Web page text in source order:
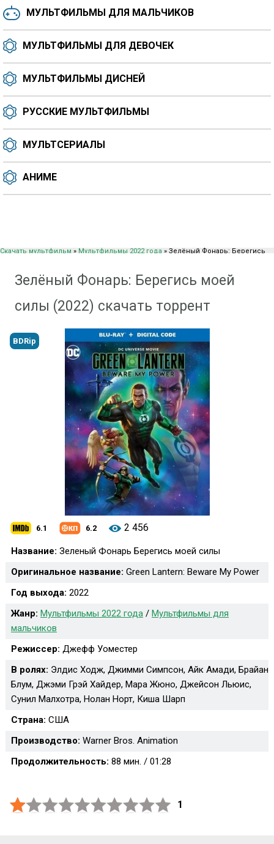
6.5 6.6 6.0 6.4
МУЛЬТФИЛЬМЫ ДЛЯ МАЛЬЧИКОВ
МУЛЬТФИЛЬМЫ ДЛЯ ДЕВОЧЕК
МУЛЬТФИЛЬМЫ ДИСНЕЙ
РУССКИЕ МУЛЬТФИЛЬМЫ
МУЛЬТСЕРИАЛЫ
АНИМЕ
Скачать мультфильм » Мультфильмы 2022 года » Зелёный Фонарь: Берегись
Зелёный Фонарь: Берегись моей
силы (2022) скачать торрент
BDRip
6.1 6.2 2 456
Название: Зеленый Фонарь Берегись моей силы
Оригинальное название: Green Lantern: Beware My Power
Год выхода: 2022
Жанр: Мультфильмы 2022 года / Мультфильмы для
мальчиков
Режиссер: Джефф Уоместер
В ролях: Элдис Ходж, Джимми Симпсон, Айк Амади, Брайан
Блум, Джэми Грэй Хайдер, Мара Жюно, Джейсон Льюис,
Сунил Малхотра, Нолан Норт, Киша Шарп
Страна: США
Производство: Warner Bros. Animation
Продолжительность: 88 мин. / 01:28
1